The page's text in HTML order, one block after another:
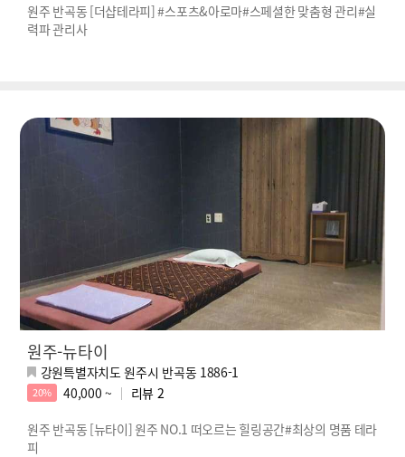
원주 반곡동 [더샵테라피] #스포츠&아로마#스페셜한 맞춤형 관리#실
력파 관리사
원주-뉴타이
강원특별자치도 원주시 반곡동 1886-1
20% 40,000 ~ 리뷰 2
원주 반곡동 [뉴타이] 원주 NO.1 떠오르는 힐링공간#최상의 명품 테라
피